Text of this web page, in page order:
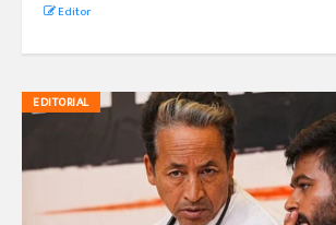
Editor
EDITORIAL